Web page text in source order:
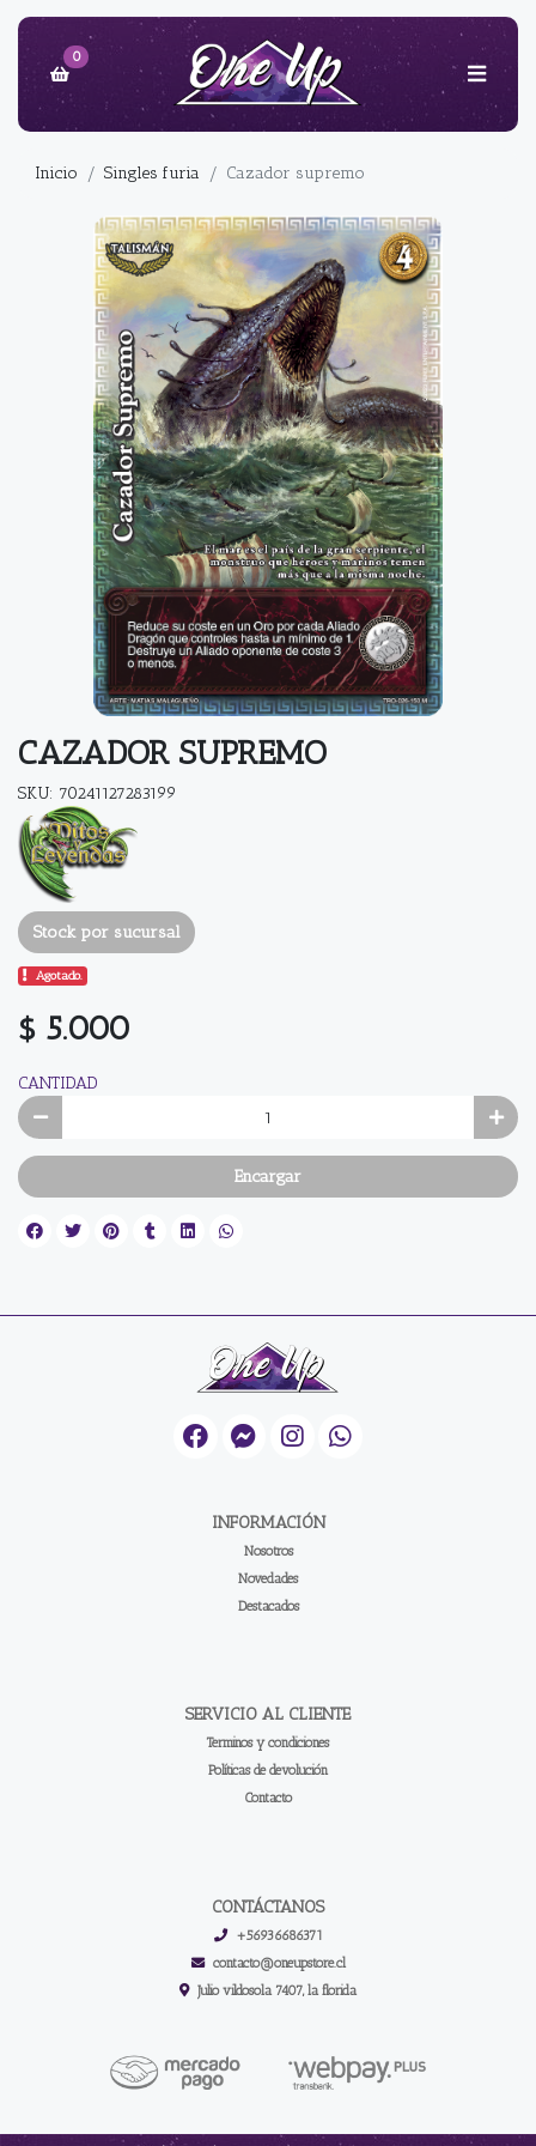
0
Inicio Singles furia Cazador supremo
CAZADOR SUPREMO
SKU: 70241127283199
Stock por sucursal
Agotado.
$ 5.000
CANTIDAD
Encargar
INFORMACIÓN
Nosotros
Novedades
Destacados
SERVICIO AL CLIENTE
Terminos y condiciones
Políticas de devolución
Contacto
CONTÁCTANOS
+56936686371
contacto@oneupstore.cl
Julio vildosola 7407, la florida